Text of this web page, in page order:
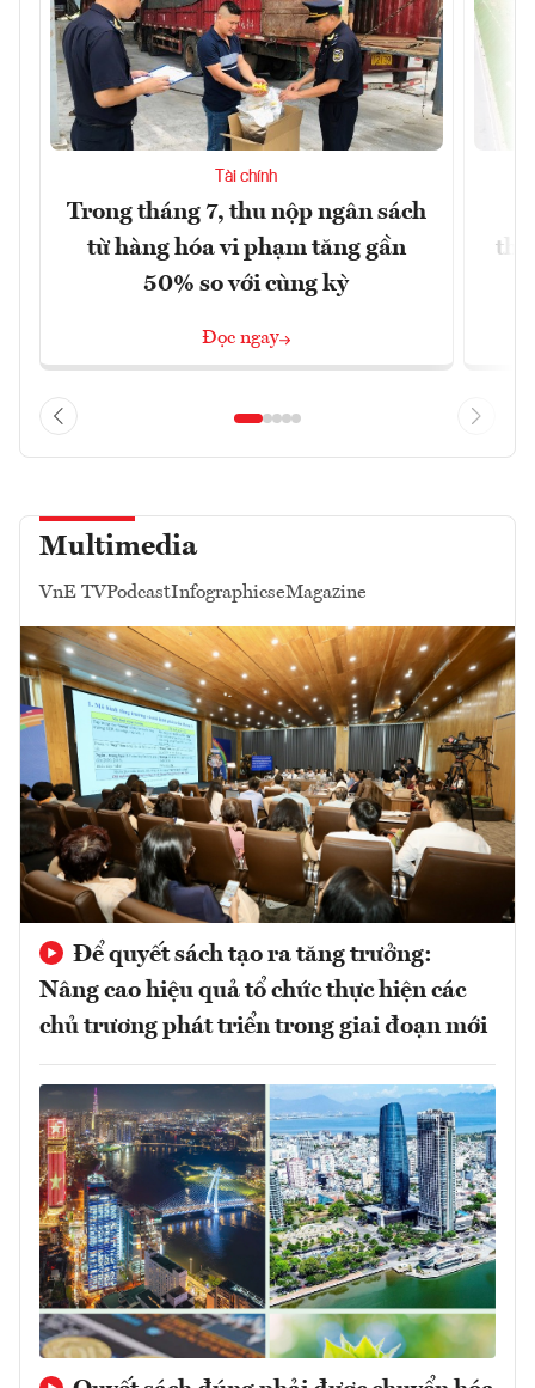
Tài chính
Trong tháng 7, thu nộp ngân sách
từ hàng hóa vi phạm tăng gần
50% so với cùng kỳ
Đọc ngay
Multimedia
VnE TVPodcastInfographicseMagazine
Để quyết sách tạo ra tăng trưởng:
Nâng cao hiệu quả tổ chức thực hiện các
chủ trương phát triển trong giai đoạn mới